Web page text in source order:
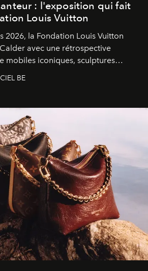
: l'exposition qui fait
Louis Vuitton
2026, la Fondation Louis Vuitton
avec une rétrospective
mobiles iconiques, sculptures
espaces imaginés par Frank Gehry
BE